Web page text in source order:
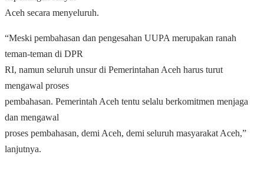
Aceh secara menyeluruh.
“Meski pembahasan dan pengesahan UUPA merupakan ranah
teman-teman di DPR
RI, namun seluruh unsur di Pemerintahan Aceh harus turut
mengawal proses
pembahasan. Pemerintah Aceh tentu selalu berkomitmen menjaga
dan mengawal
proses pembahasan, demi Aceh, demi seluruh masyarakat Aceh,”
lanjutnya.